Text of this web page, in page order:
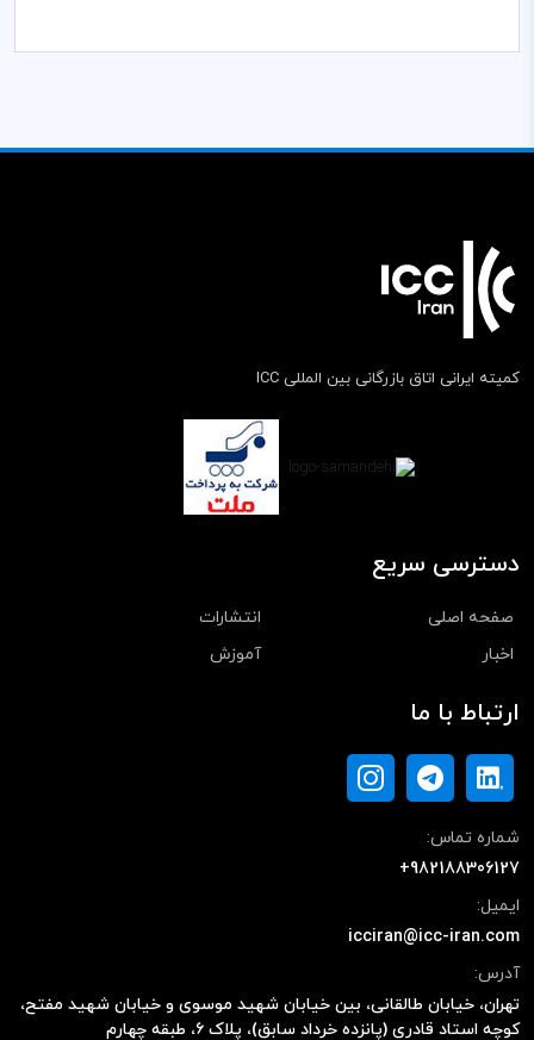
کمیته ایرانی اتاق بازرگانی بین المللی ICC
دسترسی سریع
صفحه اصلی
انتشارات
اخبار
آموزش
ارتباط با ما
شماره تماس:
+982188306127
ایمیل:
icciran@icc-iran.com
آدرس:
تهران، خیابان طالقانی، بین خیابان شهید موسوی و خیابان شهید مفتح،
کوچه استاد قادری (پانزده خرداد سابق)، پلاک ۶، طبقه چهارم